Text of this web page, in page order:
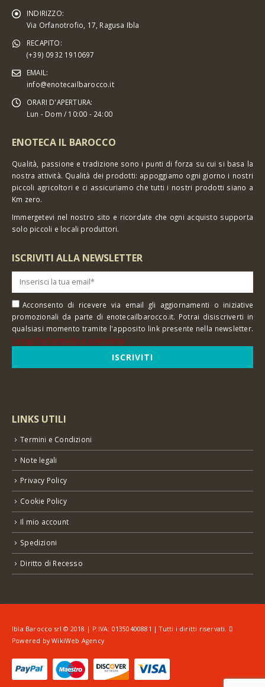
INDIRIZZO:
Via Orfanotrofio, 17, Ragusa Ibla
RECAPITO:
(+39) 0932 1910697
EMAIL:
info@enotecailbarocco.it
ORARI D'APERTURA:
Lun - Dom / 10:00 - 24:00
ENOTECA IL BAROCCO
Qualità, passione e tradizione sono i punti di forza su cui si basa la
nostra attività. Qualità dei prodotti: appoggiamo ogni giorno i nostri
piccoli agricoltori e ci assicuriamo che tutti i nostri prodotti siano a
Km zero.
Immergetevi nel nostro sito e ricordate che ogni acquisto supporta
solo piccoli e locali produttori.
ISCRIVITI ALLA NEWSLETTER
Acconsento di ricevere via email gli aggiornamenti o iniziative
promozionali da parte di enotecailbarocco.it. Potrai disiscriverti in
qualsiasi momento tramite l'apposito link presente nella newsletter.
Leggi l'informativa completa
LINKS UTILI
Termini e Condizioni
Note legali
Privacy Policy
Cookie Policy
Il mio account
Spedizioni
Diritto di Recesso
Ibla Barocco srl © 2018 | P:IVA: 01350400881 | Tutti i diritti riservati.
Powered byWikiWeb Agency